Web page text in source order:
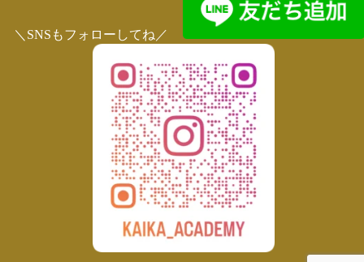
＼SNSもフォローしてね／